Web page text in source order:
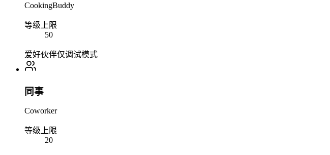
CookingBuddy
等级上限
50
爱好伙伴仅调试模式
同事
Coworker
等级上限
20